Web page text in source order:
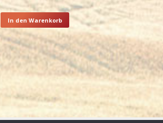
In den Warenkorb